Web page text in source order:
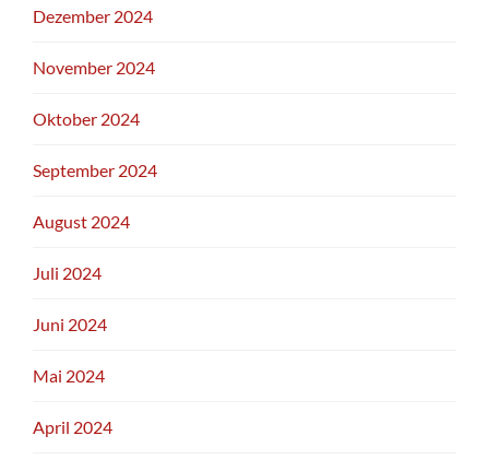
Dezember 2024
November 2024
Oktober 2024
September 2024
August 2024
Juli 2024
Juni 2024
Mai 2024
April 2024